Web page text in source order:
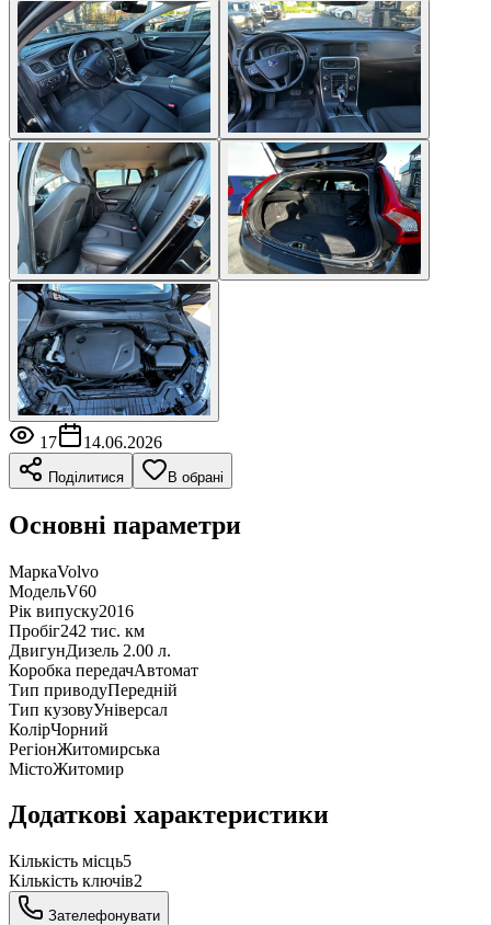
17 14.06.2026
Поділитися В обрані
Основні параметри
МаркаVolvo
МодельV60
Рік випуску2016
Пробіг242 тис. км
ДвигунДизель 2.00 л.
Коробка передачАвтомат
Тип приводуПередній
Тип кузовуУніверсал
КолірЧорний
РегіонЖитомирська
МістоЖитомир
Додаткові характеристики
Кількість місць5
Кількість ключів2
Зателефонувати